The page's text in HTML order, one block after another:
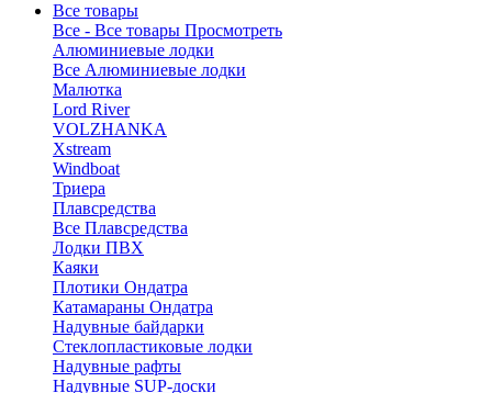
Все товары
Все - Все товары Просмотреть
Алюминиевые лодки
Все Алюминиевые лодки
Малютка
Lord River
VOLZHANKA
Xstream
Windboat
Триера
Плавсредства
Все Плавсредства
Лодки ПВХ
Каяки
Плотики Ондатра
Катамараны Ондатра
Надувные байдарки
Стеклопластиковые лодки
Надувные рафты
Надувные SUP-доски